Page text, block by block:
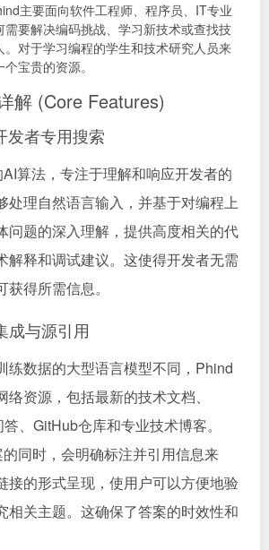
主要面向软件工程师、程序员、IT专业
需要解决编码挑战、学习新技术或查找技
。对于学习编程的学生和技术研究人员来
宝贵的资源。
解 (Core Features)
发者专用搜索
算法，专注于理解和响应开发者的
处理自然语言输入，并基于对编程上
问题的深入理解，提供高度相关的代
解释和调试建议。这使得开发者无需
得所需信息。
成与源引用
练数据的大型语言模型不同，Phind
资源，包括最新的技术文档、
、GitHub仓库和专业技术博客。
同时，会明确标注并引用信息来
接的形式呈现，使用户可以方便地验
相关主题。这确保了答案的时效性和